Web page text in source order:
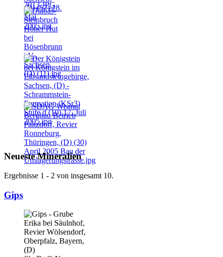
Neueste Mineralien
Ergebnisse 1 - 2 von insgesamt 10.
Gips